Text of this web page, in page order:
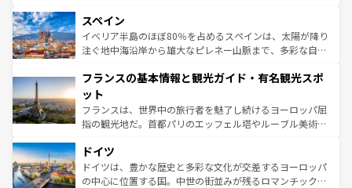
ろん、トスカーナの美しい田園風景やアマルフィ海岸の絶
景など、自然景観も見逃せない。観光の合間には、本場の
ピザやパスタなど、絶品のイタリア料理を堪能することも
ませてくれるイタリアで、忘れられない旅をしてみよう！
なお、新着のイタリア情報は
しい。
スペイン
イベリア半島のほぼ80％を占めるスペインは、太陽が降り
注ぐ地中海沿岸から雄大なピレネー山脈まで、多彩な自然
文化が根付くこの国では、情熱的なフラメンコ、熱気あふ
れる闘牛、そして美味しいタパスが生活の一部となってい
る。首都マドリードの洗練された雰囲気や、バルセロナの
アートに溢れた街角から、地方では古代ローマ遺跡や中世
せる。地方によって風土や気候が異なるスペインはその個
性で訪れる人を魅了する。 なお、新着のスペイン情報は コ
ンテンツ一覧を参照してほしい。
フランスの基本情報と観光ガイド・有名観光スポ
ット
フランスは、世界中の旅行者を魅了し続けるヨーロッパ屈
指の観光地だ。首都パリのエッフェル塔やルーブル美術館
で、幅広い魅力が詰まっている。華麗な宮殿、歴史的な大
聖堂、美しいビーチ、そして豊かな自然が、訪れる者を心
から魅了する。また、フランスは美食の国としても知ら
ドイツ
ドイツは、豊かな歴史と多彩な文化が交差するヨーロッパ
の中心に位置する国。中世の街並みが残るロマンチック街